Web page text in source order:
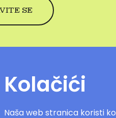
Kolačići
Naša web stranica koristi